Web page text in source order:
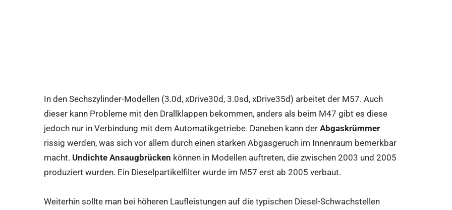
In den Sechszylinder-Modellen (3.0d, xDrive30d, 3.0sd, xDrive35d) arbeitet der M57. Auch
dieser kann Probleme mit den Drallklappen bekommen, anders als beim M47 gibt es diese
jedoch nur in Verbindung mit dem Automatikgetriebe. Daneben kann der Abgaskrümmer
rissig werden, was sich vor allem durch einen starken Abgasgeruch im Innenraum bemerkbar
macht. Undichte Ansaugbrücken können in Modellen auftreten, die zwischen 2003 und 2005
produziert wurden. Ein Dieselpartikelfilter wurde im M57 erst ab 2005 verbaut.
Weiterhin sollte man bei höheren Laufleistungen auf die typischen Diesel-Schwachstellen